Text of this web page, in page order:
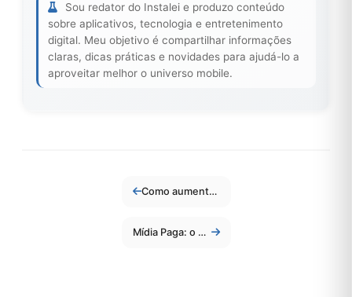
Sou redator do Instalei e produzo conteúdo
sobre aplicativos, tecnologia e entretenimento
digital. Meu objetivo é compartilhar informações
claras, dicas práticas e novidades para ajudá-lo a
aproveitar melhor o universo mobile.
Como aumentar o tráfego orgânico do seu site?
Mídia Paga: o que é, vantagens, principais canais e dicas